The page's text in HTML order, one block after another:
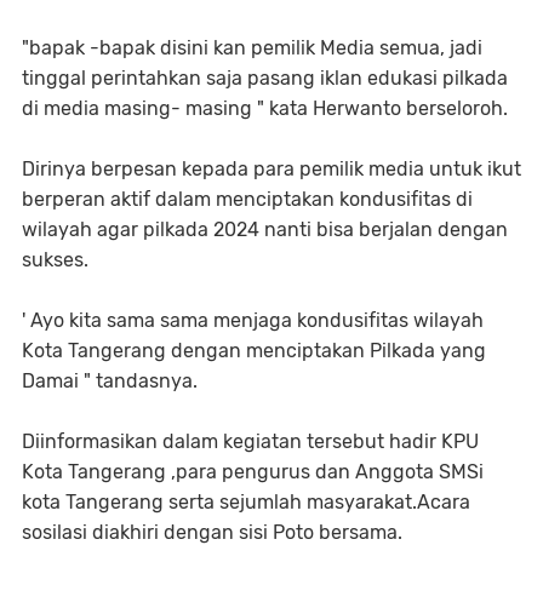
"bapak -bapak disini kan pemilik Media semua, jadi
tinggal perintahkan saja pasang iklan edukasi pilkada
di media masing- masing " kata Herwanto berseloroh.
Dirinya berpesan kepada para pemilik media untuk ikut
berperan aktif dalam menciptakan kondusifitas di
wilayah agar pilkada 2024 nanti bisa berjalan dengan
sukses.
' Ayo kita sama sama menjaga kondusifitas wilayah
Kota Tangerang dengan menciptakan Pilkada yang
Damai " tandasnya.
Diinformasikan dalam kegiatan tersebut hadir KPU
Kota Tangerang ,para pengurus dan Anggota SMSi
kota Tangerang serta sejumlah masyarakat.Acara
sosilasi diakhiri dengan sisi Poto bersama.